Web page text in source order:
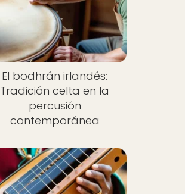
El bodhrán irlandés:
Tradición celta en la
percusión
contemporánea